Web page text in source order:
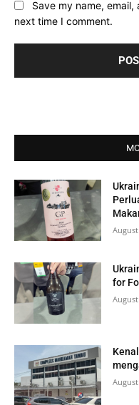
Save my name,
next time I comment.
for